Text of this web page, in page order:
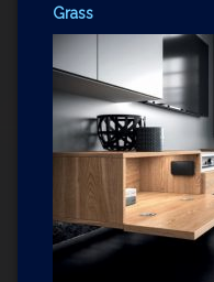
Grass